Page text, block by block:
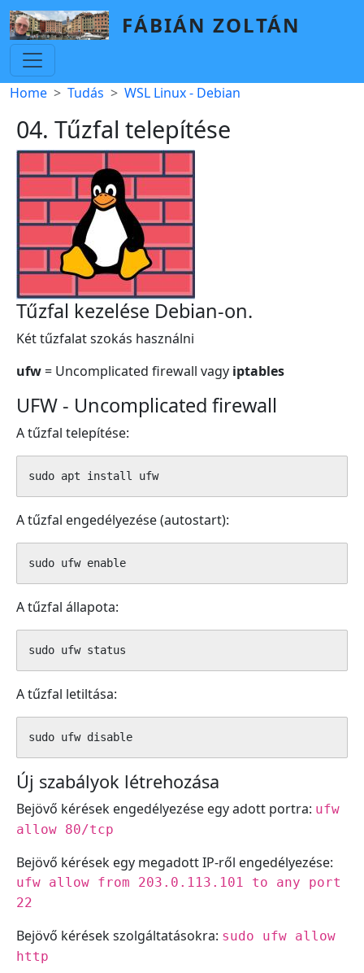
Skip to main content
FÁBIÁN ZOLTÁN
Breadcrumb
Home Tudás WSL Linux - Debian
04. Tűzfal telepítése
Tűzfal kezelése Debian-on.
Két tűzfalat szokás használni
ufw= Uncomplicated firewall vagy iptables
UFW - Uncomplicated firewall
A tűzfal telepítése:
sudo apt install ufw
A tűzfal engedélyezése (autostart):
sudo ufw enable
A tűzfal állapota:
sudo ufw status
A tűzfal letiltása:
sudo ufw disable
Új szabályok létrehozása
Bejövő kérések engedélyezése egy adott portra: ufw
allow 80/tcp
Bejövő kérések egy megadott IP-ről engedélyezése:
ufw allow from 203.0.113.101 to any port
22
Bejövő kérések szolgáltatásokra: sudo ufw allow
http